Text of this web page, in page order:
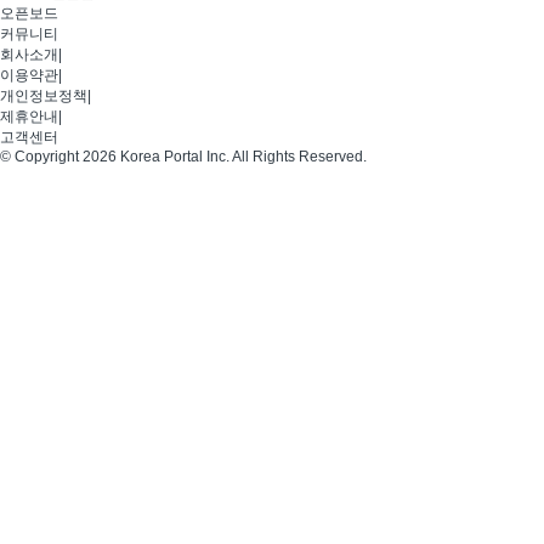
오픈보드
커뮤니티
회사소개
이용약관
개인정보정책
제휴안내
고객센터
© Copyright 2026 Korea Portal Inc. All Rights Reserved.